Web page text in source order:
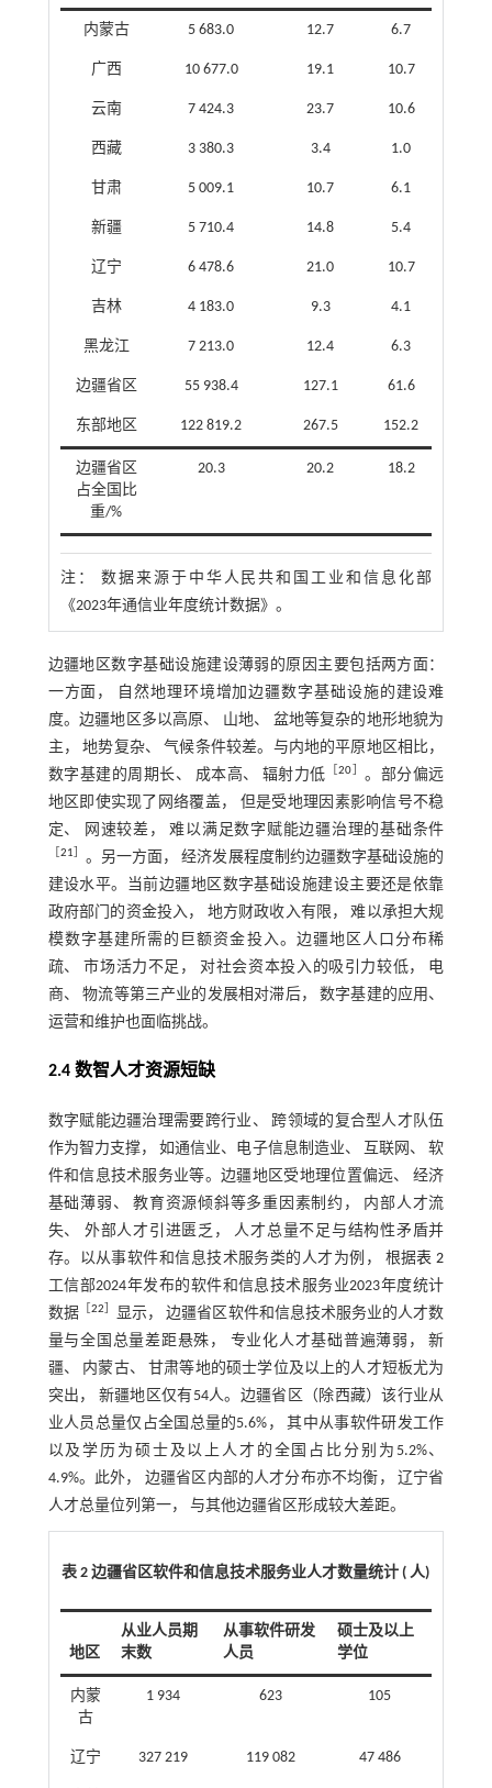
边疆省区
占全国比
重/%
20.3 20.2 18.2
内蒙古 5 683.0 12.7 6.7
广西 10 677.0 19.1 10.7
云南 7 424.3 23.7 10.6
西藏 3 380.3 3.4 1.0
甘肃 5 009.1 10.7 6.1
新疆 5 710.4 14.8 5.4
辽宁 6 478.6 21.0 10.7
吉林 4 183.0 9.3 4.1
黑龙江 7 213.0 12.4 6.3
边疆省区 55 938.4 127.1 61.6
东部地区 122 819.2 267.5 152.2
注：
数据来源于中华人民共和国工业和信息化部
《2023年通信业年度统计数据》。
边疆地区数字基础设施建设薄弱的原因主要包括两方面：
一方面， 自然地理环境增加边疆数字基础设施的建设难
度。边疆地区多以高原、 山地、 盆地等复杂的地形地貌为
主， 地势复杂、 气候条件较差。与内地的平原地区相比，
数字基建的周期长、 成本高、 辐射力低 ［20］ 。部分偏远
地区即使实现了网络覆盖， 但是受地理因素影响信号不稳
定、 网速较差， 难以满足数字赋能边疆治理的基础条件
［21］ 。另一方面， 经济发展程度制约边疆数字基础设施的
建设水平。当前边疆地区数字基础设施建设主要还是依靠
政府部门的资金投入， 地方财政收入有限， 难以承担大规
模数字基建所需的巨额资金投入。边疆地区人口分布稀
疏、 市场活力不足， 对社会资本投入的吸引力较低， 电
商、 物流等第三产业的发展相对滞后， 数字基建的应用、
运营和维护也面临挑战。
2.4 数智人才资源短缺
数字赋能边疆治理需要跨行业、 跨领域的复合型人才队伍
作为智力支撑， 如通信业、电子信息制造业、 互联网、 软
件和信息技术服务业等。边疆地区受地理位置偏远、 经济
基础薄弱、 教育资源倾斜等多重因素制约， 内部人才流
失、 外部人才引进匮乏， 人才总量不足与结构性矛盾并
存。以从事软件和信息技术服务类的人才为例， 根据表 2
工信部2024年发布的软件和信息技术服务业2023年度统计
数据［22］ 显示， 边疆省区软件和信息技术服务业的人才数
量与全国总量差距悬殊， 专业化人才基础普遍薄弱， 新
疆、 内蒙古、 甘肃等地的硕士学位及以上的人才短板尤为
突出， 新疆地区仅有54人。边疆省区（除西藏）该行业从
业人员总量仅占全国总量的5.6%， 其中从事软件研发工作
以及学历为硕士及以上人才的全国占比分别为5.2%、
4.9%。此外， 边疆省区内部的人才分布亦不均衡， 辽宁省
人才总量位列第一， 与其他边疆省区形成较大差距。
表 2 边疆省区软件和信息技术服务业人才数量统计 ( 人)
地区
从业人员期
末数
从事软件研发
人员
硕士及以上
学位
内蒙
古
1 934 623 105
辽宁 327 219 119 082 47 486